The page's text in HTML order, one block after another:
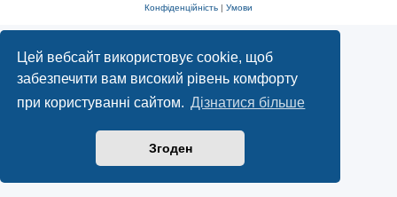
Цей вебсайт використовує cookie, щоб
забезпечити вам високий рівень комфорту
при користуванні сайтом. Дізнатися більше
Згоден
Конфіденційність | Умови